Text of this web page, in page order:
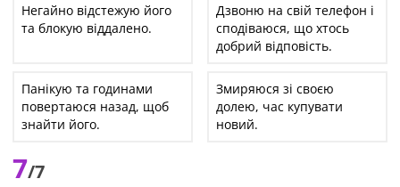
Негайно відстежую його
та блокую віддалено.
Дзвоню на свій телефон і
сподіваюся, що хтось
добрий відповість.
Панікую та годинами
повертаюся назад, щоб
знайти його.
Змиряюся зі своєю
долею, час купувати
новий.
7/7